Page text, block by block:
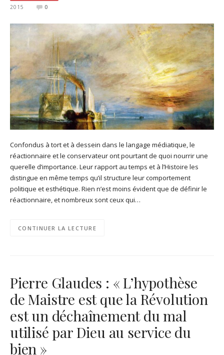
2015
0
Confondus à tort et à dessein dans le langage médiatique, le
réactionnaire et le conservateur ont pourtant de quoi nourrir une
querelle d’importance. Leur rapport au temps et à l’Histoire les
distingue en même temps qu’il structure leur comportement
politique et esthétique. Rien n’est moins évident que de définir le
réactionnaire, et nombreux sont ceux qui…
CONTINUER LA LECTURE
Pierre Glaudes : « L’hypothèse
de Maistre est que la Révolution
est un déchaînement du mal
utilisé par Dieu au service du
bien »